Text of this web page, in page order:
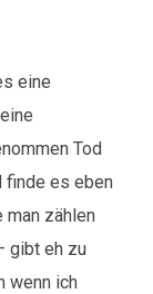
eine
Tod
finde es eben
zählen
gibt eh zu
wenn ich